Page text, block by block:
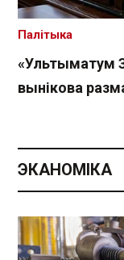
«Ультыматум
вынікова
Палітыка
ЭКАНОМІКА